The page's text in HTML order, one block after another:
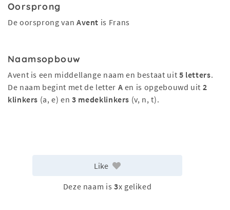
Oorsprong
De oorsprong van Avent is Frans
Naamsopbouw
Avent is een middellange naam en bestaat uit 5 letters.
De naam begint met de letter A en is opgebouwd uit 2
klinkers (a, e) en3 medeklinkers (v, n, t).
Like
Deze naam is 3x geliked